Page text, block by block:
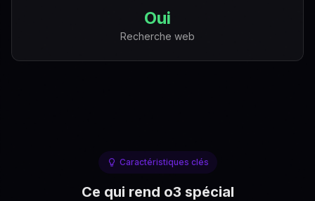
Oui
Recherche web
Caractéristiques clés
Ce qui rend o3 spécial